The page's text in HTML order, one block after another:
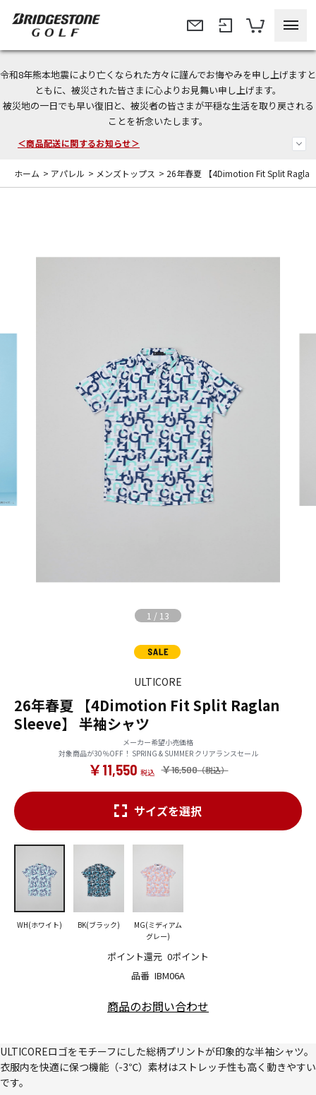
令和8年熊本地震により亡くなられた方々に謹んでお悔やみを申し上げますと
ともに、被災された皆さまに心よりお見舞い申し上げます。
被災地の一日でも早い復旧と、被災者の皆さまが平穏な生活を取り戻される
ことを祈念いたします。
＜夏季休暇中のご注文・発送・お問い合わせ＞
今なら新規会員登録で1,000円OFFクーポンプレゼント！
＜商品配送に関するお知らせ＞
ホーム > アパレル > メンズトップス > 26年春夏 【4Dimotion Fit Split Raglan
1 / 13
ULTICORE
26年春夏 【4Dimotion Fit Split Raglan
Sleeve】 半袖シャツ
メーカー希望小売価格
対象商品が30％OFF！ SPRING & SUMMER クリアランスセール
￥16,500
￥11,550
品番 IBM06A
ポイント還元 0ポイント
サイズを選択
WH(ホワイト) BK(ブラック)
MG(ミディアム
グレー)
商品のお問い合わせ
ULTICOREロゴをモチーフにした総柄プリントが印象的な半袖シャツ。
衣服内を快適に保つ機能（-3℃）素材はストレッチ性も高く動きやすい
です。